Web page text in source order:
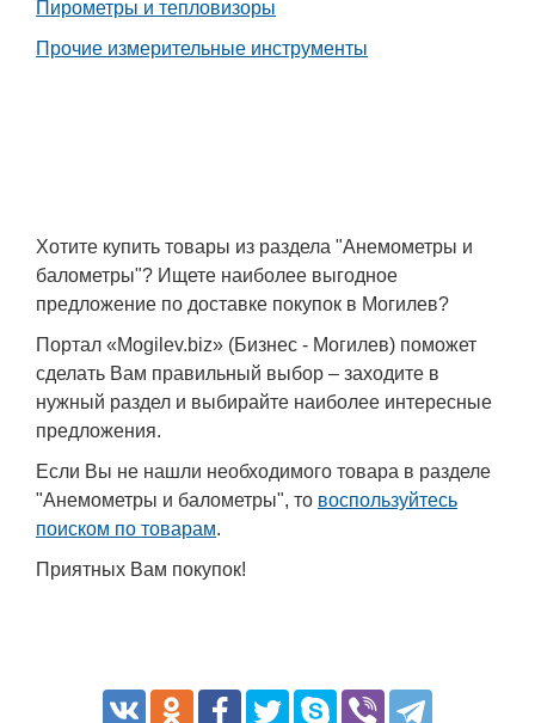
Еще
Пирометры и тепловизоры
Прочие измерительные инструменты
Хотите купить товары из раздела "Анемометры и
балометры"? Ищете наиболее выгодное
предложение по доставке покупок в Могилев?
Портал «Mogilev.biz» (Бизнес - Могилев) поможет
сделать Вам правильный выбор – заходите в
нужный раздел и выбирайте наиболее интересные
предложения.
Если Вы не нашли необходимого товара в разделе
"Анемометры и балометры", то воспользуйтесь
поиском по товарам.
Приятных Вам покупок!